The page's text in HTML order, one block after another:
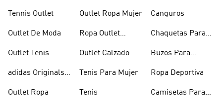
Tennis Outlet
Outlet De Moda
Outlet Tenis
adidas Originals
Outlet Ropa
Outlet Ropa Mujer
Ropa Outlet
Outlet Calzado
Tenis Para Mujer
Tenis
Canguros
Chaquetas Para
Buzos Para
Ropa Deportiva
Camisetas Para